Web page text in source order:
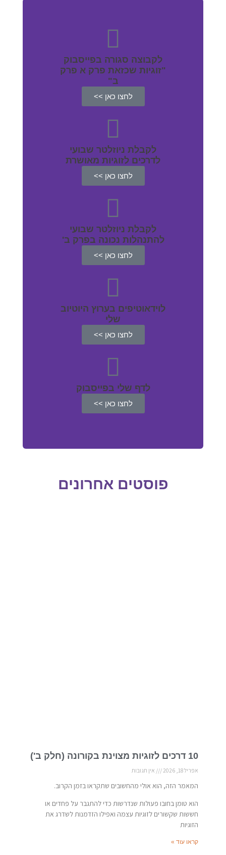
לקבוצה סגורה בפייסבוק
"זוגיות שכזאת פרק א פרק
ב"
לחצו כאן >>
לקבלת ניוזלטר שבועי
לדרכים לזוגיות מאושרת
לחצו כאן >>
לקבלת ניוזלטר שבועי
להתנהלות נכונה בפרק ב'
לחצו כאן >>
לוידאוטיפים בערוץ היוטיוב
שלי
לחצו כאן >>
לדף שלי בפייסבוק
לחצו כאן >>
פוסטים אחרונים
10 דרכים לזוגיות מצוינת בקורונה (חלק ב')
אפריל 18, 2026 אין תגובות
המאמר הזה, הוא אולי מהחשובים שתקראו בזמן הקרוב.
הוא טומן בחובו פעולות שנדרשות כדי להתגבר על פחדים או
חששות שקשורים לזוגיות עצמה ואפילו הזדמנות לשדרג את
הזוגיות
קראו עוד »